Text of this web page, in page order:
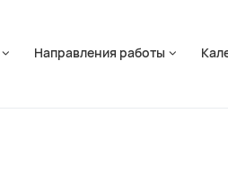
Направления работы